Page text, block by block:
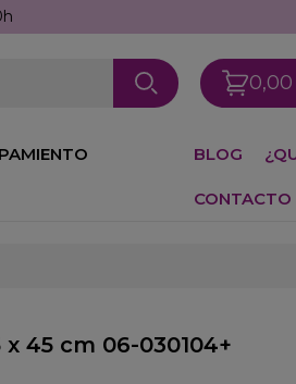
BLOG
CONTACTO
45 cm 06-030104+